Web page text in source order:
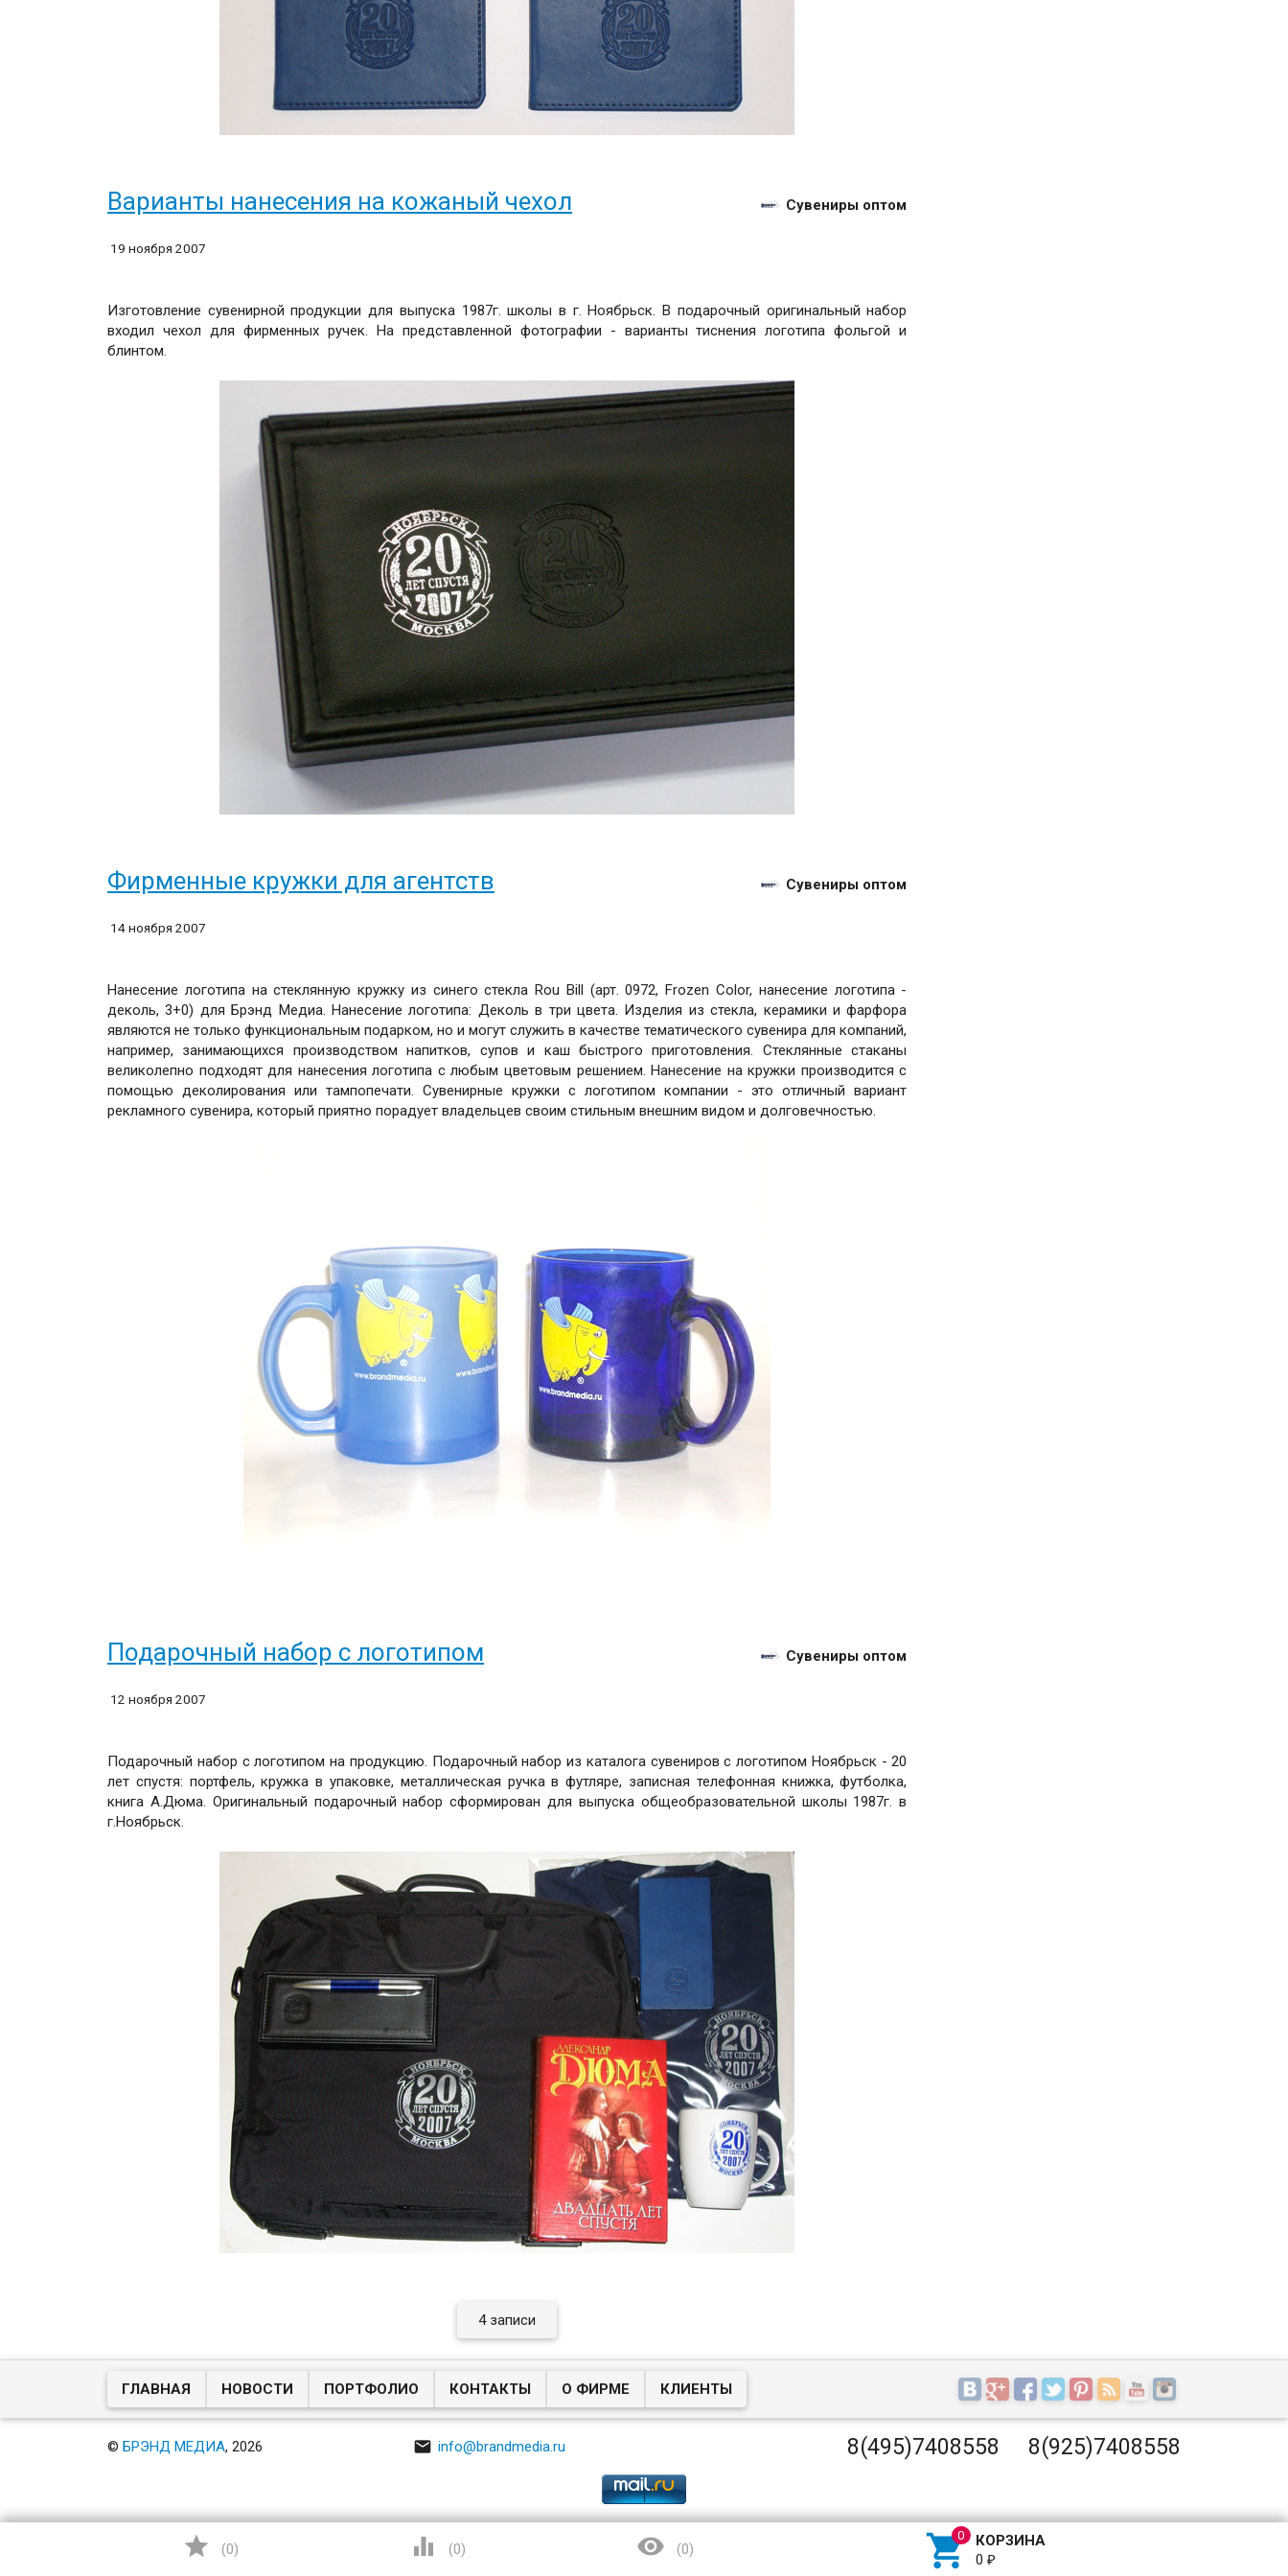
Варианты нанесения на кожаный чехол Сувениры оптом
19 ноября 2007
Изготовление сувенирной продукции для выпуска 1987г. школы в г. Ноябрьск. В подарочный оригинальный набор
входил чехол для фирменных ручек. На представленной фотографии - варианты тиснения логотипа фольгой и
блинтом.
Фирменные кружки для агентств Сувениры оптом
14 ноября 2007
Нанесение логотипа на стеклянную кружку из синего стекла Rou Bill (арт. 0972, Frozen Color, нанесение логотипа -
деколь, 3+0) для Брэнд Медиа. Нанесение логотипа: Деколь в три цвета. Изделия из стекла, керамики и фарфора
являются не только функциональным подарком, но и могут служить в качестве тематического сувенира для компаний,
например, занимающихся производством напитков, супов и каш быстрого приготовления. Стеклянные стаканы
великолепно подходят для нанесения логотипа с любым цветовым решением. Нанесение на кружки производится с
помощью деколирования или тампопечати. Сувенирные кружки с логотипом компании - это отличный вариант
рекламного сувенира, который приятно порадует владельцев своим стильным внешним видом и долговечностью.
Подарочный набор с логотипом Сувениры оптом
12 ноября 2007
Подарочный набор с логотипом на продукцию. Подарочный набор из каталога сувениров с логотипом Ноябрьск - 20
лет спустя: портфель, кружка в упаковке, металлическая ручка в футляре, записная телефонная книжка, футболка,
книга А.Дюма. Оригинальный подарочный набор сформирован для выпуска общеобразовательной школы 1987г. в
г.Ноябрьск.
4 записи
ГЛАВНАЯ НОВОСТИ ПОРТФОЛИО КОНТАКТЫ О ФИРМЕ КЛИЕНТЫ
©БРЭНД МЕДИА, 2026  info@brandmedia.ru 8(495)7408558 8(925)7408558
 (0)  (0)  (0)  КОРЗИНА
0 ₽